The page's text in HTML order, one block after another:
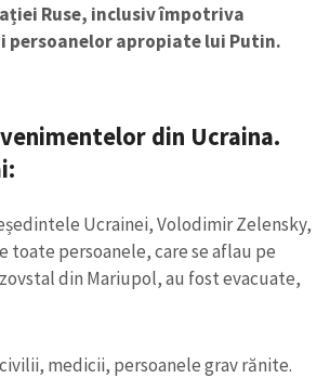
Ruse, inclusiv împotriva
persoanelor apropiate lui Putin.
din Ucraina.
Ucrainei, Volodimir Zelensky,
toate persoanele, care se aflau pe
din Mariupol, au fost evacuate,
medicii, persoanele grav rănite.